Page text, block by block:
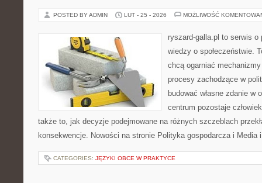
POSTED BY ADMIN LUT - 25 - 2026 MOŻLIWOŚĆ
ryszard-galla.pl to serwis
wiedzy o społeczeństwie.
chcą ogarniać
procesy zachodzące w
budować własne zdanie
centrum pozostaje
także to, jak decyzje podejmowane na różnych szczeblach
konsekwencje. Nowości na stronie Polityka gospodarcza i
CATEGORIES: JĘZYKI OBCE W PRAKTYCE